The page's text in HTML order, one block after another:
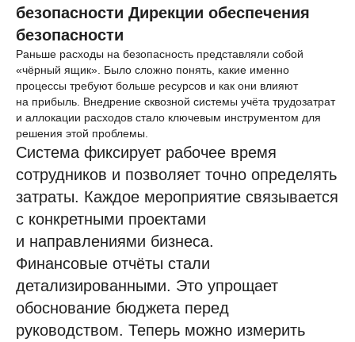
безопасности Дирекции обеспечения
безопасности
Раньше расходы на безопасность представляли собой
«чёрный ящик». Было сложно понять, какие именно
процессы требуют больше ресурсов и как они влияют
на прибыль. Внедрение сквозной системы учёта трудозатрат
и аллокации расходов стало ключевым инструментом для
решения этой проблемы.
Система фиксирует рабочее время
сотрудников и позволяет точно определять
затраты. Каждое мероприятие связывается
с конкретными проектами
и направлениями бизнеса.
Финансовые отчёты стали
детализированными. Это упрощает
обоснование бюджета перед
руководством. Теперь можно измерить